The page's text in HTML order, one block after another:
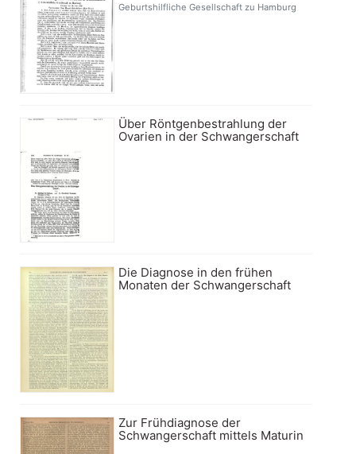
Geburtshilfliche Gesellschaft zu Hamburg
Über Röntgenbestrahlung der
Ovarien in der Schwangerschaft
Die Diagnose in den frühen
Monaten der Schwangerschaft
Zur Frühdiagnose der
Schwangerschaft mittels Maturin